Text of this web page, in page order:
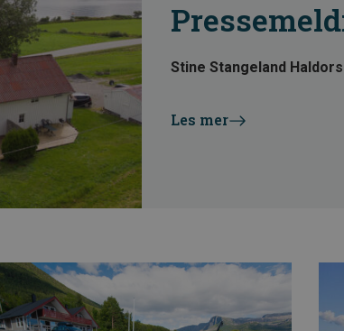
Stine Stangeland
Les mer